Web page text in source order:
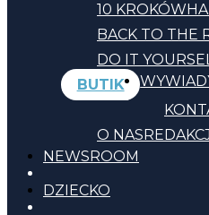
10 KROKÓW
BACK TO THE
DO IT
BUTIK
O NAS
NEWSROOM
DZIECKO